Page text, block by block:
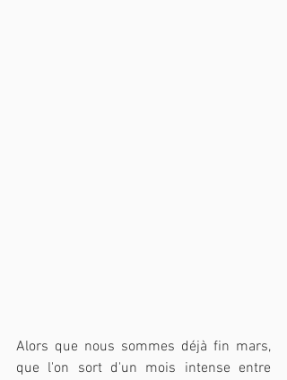
Alors que nous sommes déjà fin mars,
que l'on sort d'un mois intense entre